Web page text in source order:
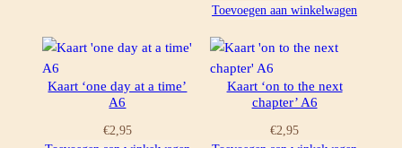
Toevoegen aan winkelwagen
Kaart ‘one day at a time’
A6
€2,95
Kaart ‘on to the next
chapter’ A6
€2,95